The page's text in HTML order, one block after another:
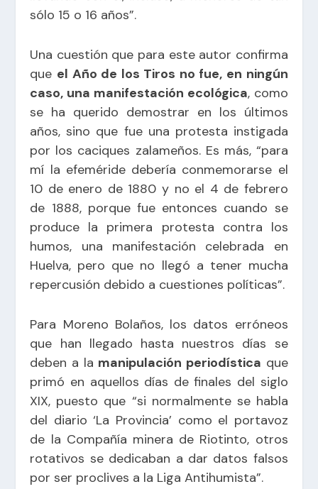
sólo 15 o 16 años”.
Una cuestión que para este autor confirma
que el Año de los Tiros no fue, en ningún
caso, una manifestación ecológica, como
se ha querido demostrar en los últimos
años, sino que fue una protesta instigada
por los caciques zalameños. Es más, “para
mí la efeméride debería conmemorarse el
10 de enero de 1880 y no el 4 de febrero
de 1888, porque fue entonces cuando se
produce la primera protesta contra los
humos, una manifestación celebrada en
Huelva, pero que no llegó a tener mucha
repercusión debido a cuestiones políticas”.
Para Moreno Bolaños, los datos erróneos
que han llegado hasta nuestros días se
deben a la manipulación periodística que
primó en aquellos días de finales del siglo
XIX, puesto que “si normalmente se habla
del diario ‘La Provincia’ como el portavoz
de la Compañía minera de Riotinto, otros
rotativos se dedicaban a dar datos falsos
por ser proclives a la Liga Antihumista”.